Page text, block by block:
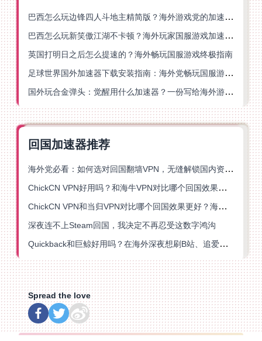
巴西怎么玩边锋四人斗地主精简版？海外游戏党的加速器终极选择
巴西怎么玩新笑傲江湖不卡顿？海外玩家国服游戏加速终极指南（附猫和老鼠一梦江湖实测）
英国打明日之后怎么提速的？海外畅玩国服游戏终极指南
足球世界国外加速器下载安装指南：海外党畅玩国服游戏的终极解决方案
国外玩合金弹头：觉醒用什么加速器？一份写给海外游子的畅玩指南
回国加速器推荐
海外党必看：如何选对回国翻墙VPN，无缝解锁国内资源？
ChickCN VPN好用吗？和海牛VPN对比哪个回国效果更好？
ChickCN VPN和当归VPN对比哪个回国效果更好？海外党亲测后选了它
深夜连不上Steam回国，我决定不再忍受这数字鸿沟
Quickback和巨鲸好用吗？在海外深夜想刷B站、追爱奇艺的你，或许正需要这份答案
Spread the love